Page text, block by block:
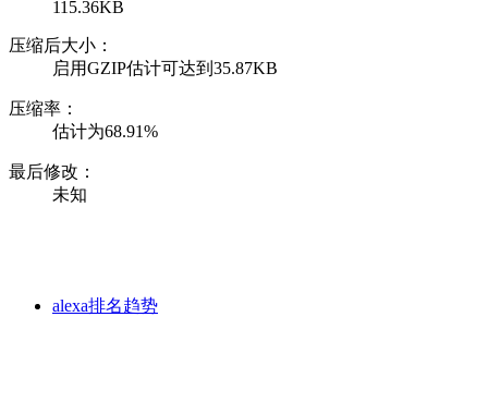
115.36KB
压缩后大小：
启用GZIP估计可达到35.87KB
压缩率：
估计为68.91%
最后修改：
未知
alexa排名趋势